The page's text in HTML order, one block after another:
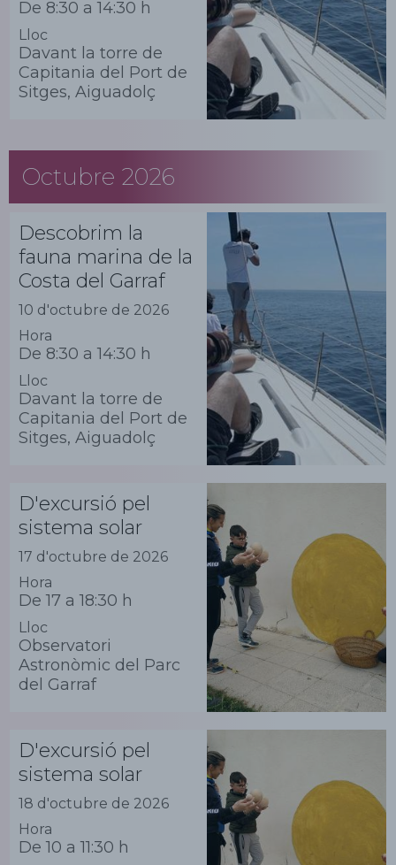
De 8:30 a 14:30 h
Lloc
Davant la torre de
Capitania del Port de
Sitges, Aiguadolç
Octubre 2026
Descobrim la
fauna marina de la
Costa del Garraf
10 d'octubre de 2026
Hora
De 8:30 a 14:30 h
Lloc
Davant la torre de
Capitania del Port de
Sitges, Aiguadolç
D'excursió pel
sistema solar
17 d'octubre de 2026
Hora
De 17 a 18:30 h
Lloc
Observatori
Astronòmic del Parc
del Garraf
D'excursió pel
sistema solar
18 d'octubre de 2026
Hora
De 10 a 11:30 h